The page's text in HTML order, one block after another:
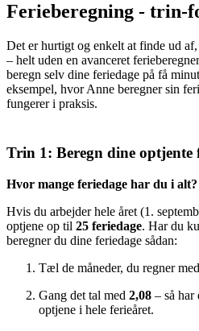
Ferieberegning - trin-
Det er hurtigt og enkelt at finde ud
– helt uden en avanceret
beregn selv dine feriedage på få
eksempel, hvor Anne beregner sin
fungerer i praksis.
Trin 1: Beregn dine optjente
Hvor mange feriedage har du i alt?
Hvis du arbejder hele året (1.
optjene op til 25 feriedage. Har du
beregner du dine feriedage sådan:
Tæl de måneder, du regner
Gang det tal med 2,08 – så har
optjene i hele ferieåret.